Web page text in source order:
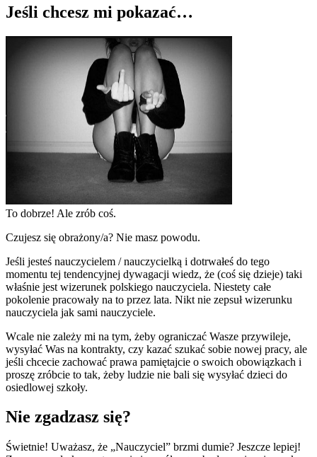
Jeśli chcesz mi pokazać…
To dobrze! Ale zrób coś.
Czujesz się obrażony/a? Nie masz powodu.
Jeśli jesteś nauczycielem / nauczycielką i dotrwałeś do tego
momentu tej tendencyjnej dywagacji wiedz, że (coś się dzieje) taki
właśnie jest wizerunek polskiego nauczyciela. Niestety całe
pokolenie pracowały na to przez lata. Nikt nie zepsuł wizerunku
nauczyciela jak sami nauczyciele.
Wcale nie zależy mi na tym, żeby ograniczać Wasze przywileje,
wysyłać Was na kontrakty, czy kazać szukać sobie nowej pracy, ale
jeśli chcecie zachować prawa pamiętajcie o swoich obowiązkach i
proszę zróbcie to tak, żeby ludzie nie bali się wysyłać dzieci do
osiedlowej szkoły.
Nie zgadzasz się?
Świetnie! Uważasz, że „Nauczyciel” brzmi dumie? Jeszcze lepiej!